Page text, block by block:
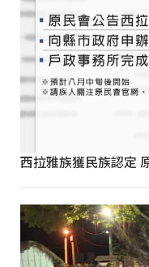
西拉雅族獲民族認定